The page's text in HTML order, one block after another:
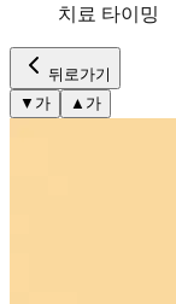
치료 타이밍
뒤로가기
▼ 가 ▲ 가